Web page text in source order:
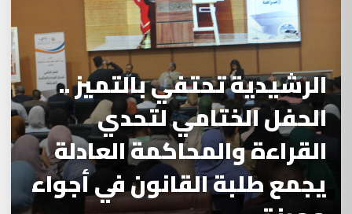
الرشيدية تحتفي بالتميز ..
الحفل الختامي لتحدي
القراءة والمحاكمة العادلة
يجمع طلبة القانون في أجواء